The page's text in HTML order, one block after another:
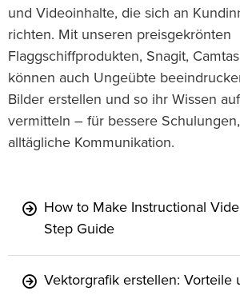
und Videoinhalte, die sich an
richten. Mit unseren preisgekrönten
Flaggschiffprodukten, Snagit,
können auch Ungeübte
Bilder erstellen und so ihr Wissen
vermitteln – für bessere
alltägliche Kommunikation.
How to Make Instructional
Step Guide
Vektorgrafik erstellen: Vorteile